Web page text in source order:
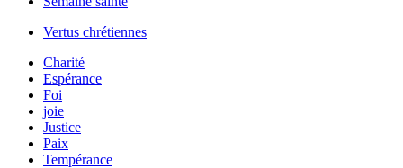
Vertus chrétiennes
Charité
Espérance
Foi
joie
Justice
Paix
Tempérance